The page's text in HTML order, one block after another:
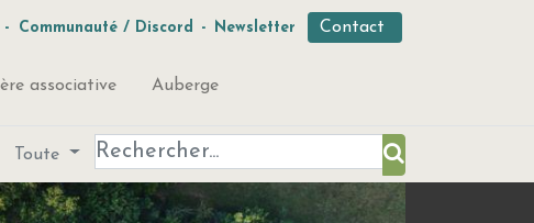
- Communauté / Discord - Newsletter Contact
associative Auberge
Toute